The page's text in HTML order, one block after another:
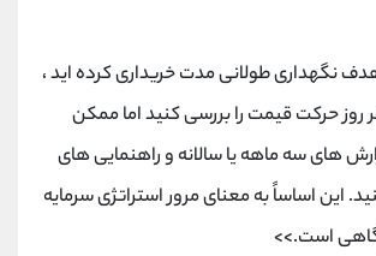
نگهداری طولانی مدت خریداری کرده اید ،
روز حرکت قیمت را بررسی کنید اما ممکن
های سه ماهه یا سالانه و راهنمایی های
این اساساً به معنای مرور استراتژی سرمایه
است.>>